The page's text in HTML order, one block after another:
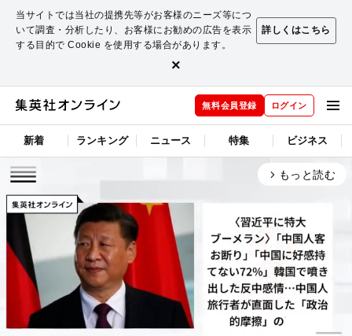
当サイトでは当社の提携先等がお客様のニーズ等につ
いて調査・分析したり、お客様にお勧めの広告を表示
する目的で Cookie を使用する場合があります。
詳しくはこちら
×
無料会員登録 ログイン
新着 ランキング ニュース 特集 ビジネス
arrow_forward_ios もっと読む